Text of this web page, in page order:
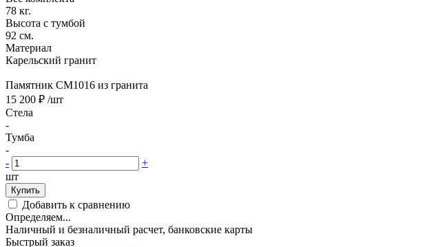
78 кг.
Высота с тумбой
92 см.
Материал
Карельский гранит
Памятник CM1016 из гранита
15 200 ₽ /шт
Стела
-
Тумба
-
-
+
шт
Купить
Добавить к сравнению
Определяем...
Наличный и безналичный расчет, банковские карты
Быстрый заказ